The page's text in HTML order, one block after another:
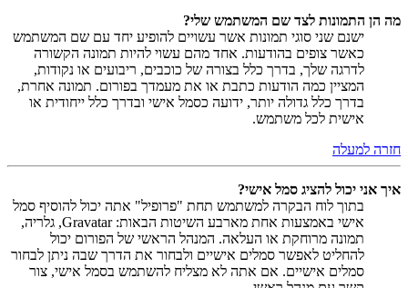
מה הן התמונות לצד שם המשתמש שלי?
ישנם שני סוגי תמונות אשר עשויים להופיע יחד עם שם המשתמש
כאשר צופים בהודעות. אחד מהם עשוי להיות תמונה הקשורה
לדרגה שלך, בדרך כלל בצורה של כוכבים, ריבועים או נקודות,
המציין כמה הודעות כתבת או את מעמדך בפורום. תמונה אחרת,
בדרך כלל גדולה יותר, ידועה כסמל אישי ובדרך כלל ייחודית או
אישית לכל משתמש.
חזרה למעלה
איך אני יכול להציג סמל אישי?
בתוך לוח הבקרה למשתמש תחת "פרופיל" אתה יכול להוסיף סמל
אישי באמצעות אחת מארבע השיטות הבאות: Gravatar, גלריה,
תמונה מרוחקת או העלאה. המנהל הראשי של הפורום יכול
להחליט לאפשר סמלים אישיים ולבחור את הדרך שבה ניתן לבחור
סמלים אישיים. אם אתה לא מצליח להשתמש בסמל אישי, צור